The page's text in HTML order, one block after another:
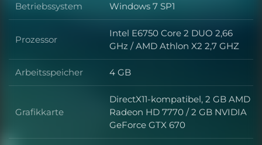
Betriebssystem Betriebssystem
Windows 7 SP1
Prozessor Prozessor
Intel E6750 Core 2 DUO 2,66
GHz / AMD Athlon X2 2,7 GHZ
Arbeitsspeicher Arbeitsspeicher
4 GB
Grafikkarte Grafikkarte
DirectX11-kompatibel, 2 GB AMD
Radeon HD 7770 / 2 GB NVIDIA
GeForce GTX 670